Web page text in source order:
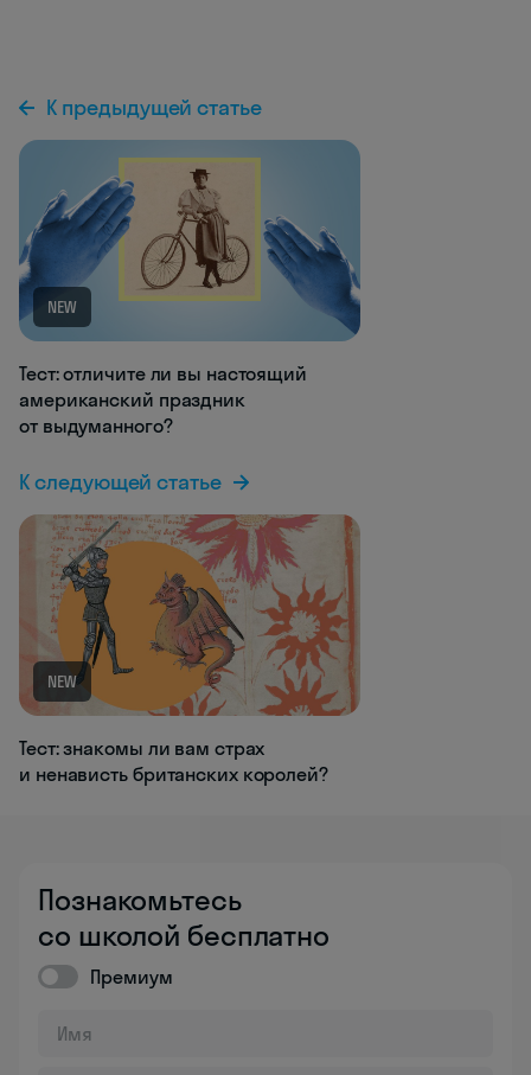
К предыдущей статье
NEW
Тест: отличите ли вы настоящий
американский праздник
от выдуманного?
К следующей статье
NEW
Тест: знакомы ли вам страх
и ненависть британских королей?
Познакомьтесь
со школой бесплатно
Премиум